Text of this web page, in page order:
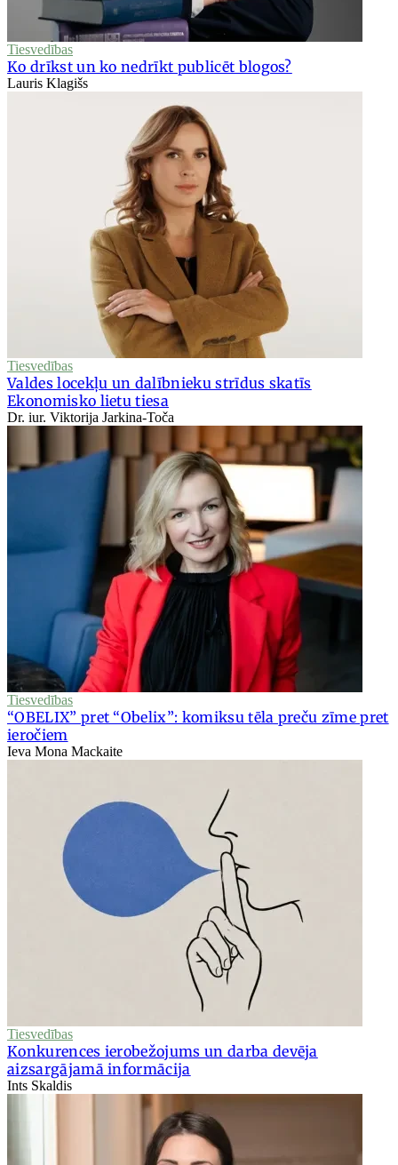
Tiesvedības
Ko drīkst un ko nedrīkt publicēt blogos?
Lauris Klagišs
Tiesvedības
Valdes locekļu un dalībnieku strīdus skatīs
Ekonomisko lietu tiesa
Dr. iur. Viktorija Jarkina-Toča
Tiesvedības
“OBELIX” pret “Obelix”: komiksu tēla preču zīme pret
ieročiem
Ieva Mona Mackaite
Tiesvedības
Konkurences ierobežojums un darba devēja
aizsargājamā informācija
Ints Skaldis